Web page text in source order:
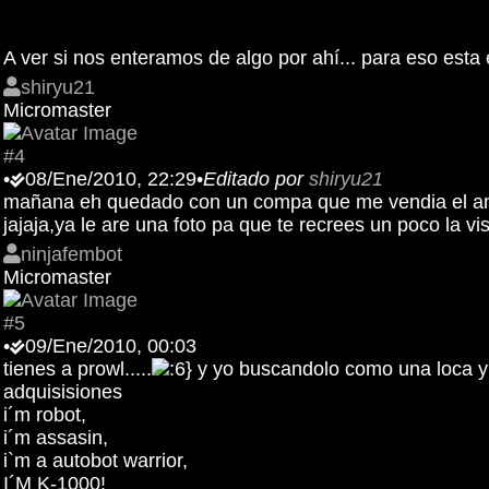
A ver si nos enteramos de algo por ahí... para eso
shiryu21
Micromaster
#4
•
08/Ene/2010, 22:29•Editado por shiryu21
mañana eh quedado con un compa que me vendia el
jajaja,ya le are una foto pa que te recrees un poco la
ninjafembot
Micromaster
#5
•
09/Ene/2010, 00:03
tienes a prowl.....
y yo buscandolo como una loca
adquisisiones
i´m robot,
i´m assasin,
i`m a autobot warrior,
I´M K-1000!